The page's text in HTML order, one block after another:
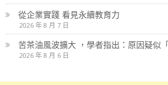
從企業實踐 看見永續教育力
2026 年 8 月 7 日
苦茶油風波擴大 ，學者指出：原因疑似
2026 年 8 月 6 日